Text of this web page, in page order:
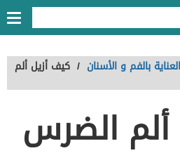
العناية بالفم و الأسنان / كيف أزيل ألم
الضرس